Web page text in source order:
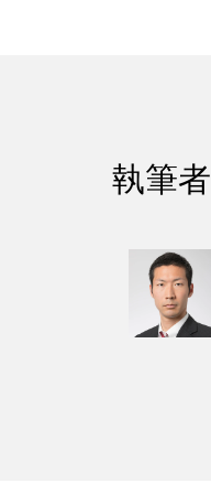
執筆者